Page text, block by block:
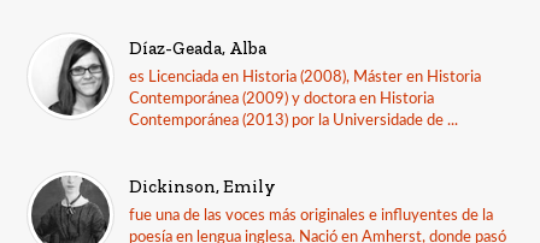
Díaz-Geada, Alba
es Licenciada en Historia (2008), Máster en Historia
Contemporánea (2009) y doctora en Historia
Contemporánea (2013) por la Universidade de ...
Dickinson, Emily
fue una de las voces más originales e influyentes de la
poesía en lengua inglesa. Nació en Amherst, donde pasó